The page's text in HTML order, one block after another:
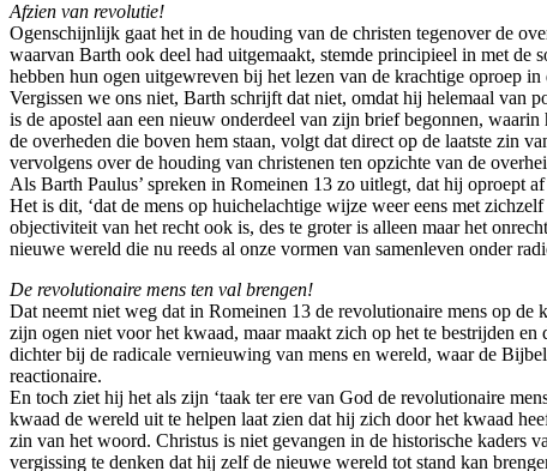
Afzien van revolutie!
Ogenschijnlijk gaat het in de houding van de christen tegenover de
waarvan Barth ook deel had uitgemaakt, stemde principieel in met de
hebben hun ogen uitgewreven bij het lezen van de krachtige oproep
Vergissen we ons niet, Barth schrijft dat niet, omdat hij helemaal van
is de apostel aan een nieuw onderdeel van zijn brief begonnen,
de overheden die boven hem staan, volgt dat direct op de laatste zin
vervolgens over de houding van christenen ten opzichte van de
Als Barth Paulus’ spreken in Romeinen 13 zo uitlegt, dat hij oproept
Het is dit, ‘dat de mens op huichelachtige wijze weer eens met
objectiviteit van het recht ook is, des te groter is alleen maar het
nieuwe wereld die nu reeds al onze vormen van samenleven onder
De revolutionaire mens ten val brengen!
Dat neemt niet weg dat in Romeinen 13 de revolutionaire mens op
zijn ogen niet voor het kwaad, maar maakt zich op het te bestrijden
dichter bij de radicale vernieuwing van mens en wereld, waar de
reactionaire.
En toch ziet hij het als zijn ‘taak ter ere van God de revolutionaire
kwaad de wereld uit te helpen laat zien dat hij zich door het kwaad
zin van het woord. Christus is niet gevangen in de historische kaders
vergissing te denken dat hij zelf de nieuwe wereld tot stand kan